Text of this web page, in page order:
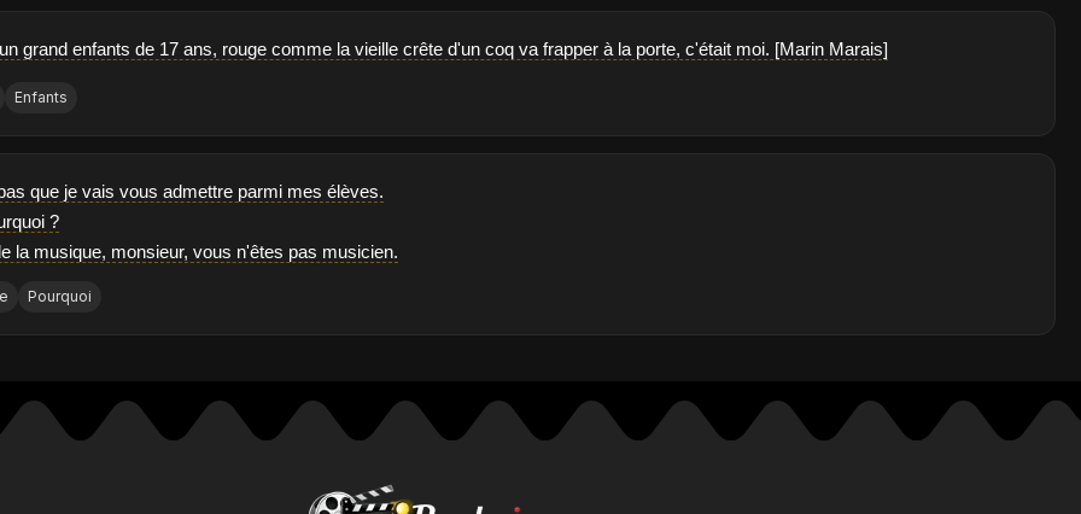
grand enfants de 17 ans, rouge comme la vieille crête d'un coq va frapper à la porte, c'était moi. [Marin Marais]
Enfants
que je vais vous admettre parmi mes élèves.
?
la musique, monsieur, vous n'êtes pas musicien.
Pourquoi